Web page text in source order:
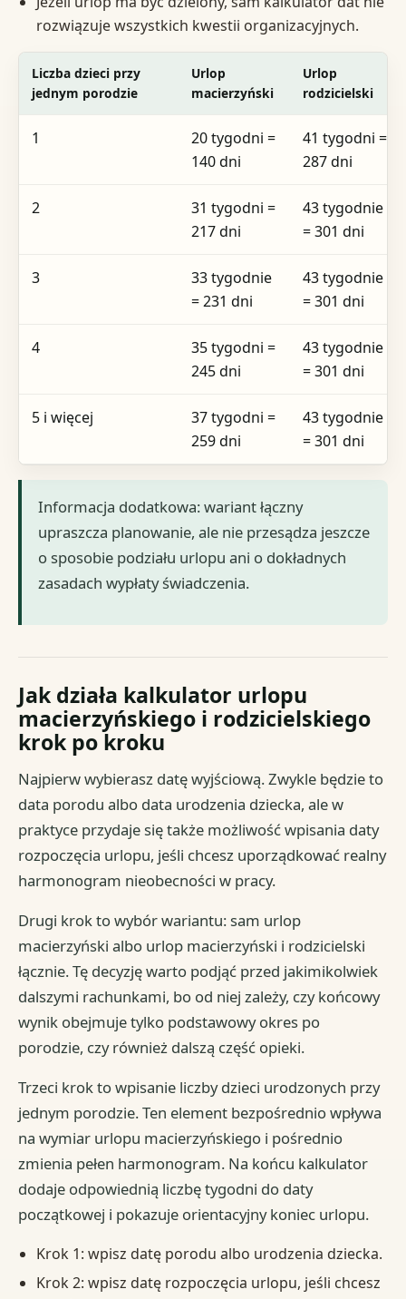
rozwiązuje wszystkich kwestii organizacyjnych.
Liczba dzieci przy
jednym porodzie
Urlop
macierzyński
Urlop
rodzicielski
1
20 tygodni =
140 dni
41 tygodni =
287 dni
2
31 tygodni =
217 dni
43 tygodnie
= 301 dni
3
33 tygodnie
= 231 dni
43 tygodnie
= 301 dni
4
35 tygodni =
245 dni
43 tygodnie
= 301 dni
5 i więcej
37 tygodni =
259 dni
43 tygodnie
= 301 dni
Informacja dodatkowa: wariant łączny
upraszcza planowanie, ale nie przesądza jeszcze
o sposobie podziału urlopu ani o dokładnych
zasadach wypłaty świadczenia.
Jak działa kalkulator urlopu
macierzyńskiego i rodzicielskiego
krok po kroku
Najpierw wybierasz datę wyjściową. Zwykle będzie to
data porodu albo data urodzenia dziecka, ale w
praktyce przydaje się także możliwość wpisania daty
rozpoczęcia urlopu, jeśli chcesz uporządkować realny
harmonogram nieobecności w pracy.
Drugi krok to wybór wariantu: sam urlop
macierzyński albo urlop macierzyński i rodzicielski
łącznie. Tę decyzję warto podjąć przed jakimikolwiek
dalszymi rachunkami, bo od niej zależy, czy końcowy
wynik obejmuje tylko podstawowy okres po
porodzie, czy również dalszą część opieki.
Trzeci krok to wpisanie liczby dzieci urodzonych przy
jednym porodzie. Ten element bezpośrednio wpływa
na wymiar urlopu macierzyńskiego i pośrednio
zmienia pełen harmonogram. Na końcu kalkulator
dodaje odpowiednią liczbę tygodni do daty
początkowej i pokazuje orientacyjny koniec urlopu.
Krok 1: wpisz datę porodu albo urodzenia dziecka.
Krok 2: wpisz datę rozpoczęcia urlopu, jeśli chcesz